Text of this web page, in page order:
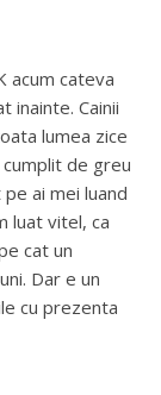
acum cateva
inainte. Cainii
lumea zice
de greu
ai mei luand
luat vitel, ca
cat un
Dar e un
cu prezenta